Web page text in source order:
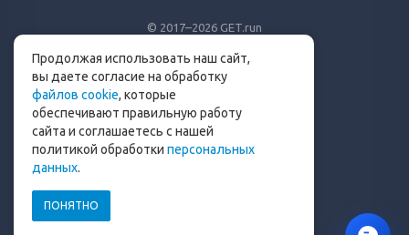
© 2017–2026 GET.run
Сделано с ❤ бегунами
для бегунов
Телеграм-канал Get.run
Беговой чат в Телеграм
info@get.run
Продолжая использовать наш сайт,
вы даете согласие на обработку
файлов cookie, которые
обеспечивают правильную работу
сайта и соглашаетесь с нашей
политикой обработки персональных
данных.
ПОНЯТНО